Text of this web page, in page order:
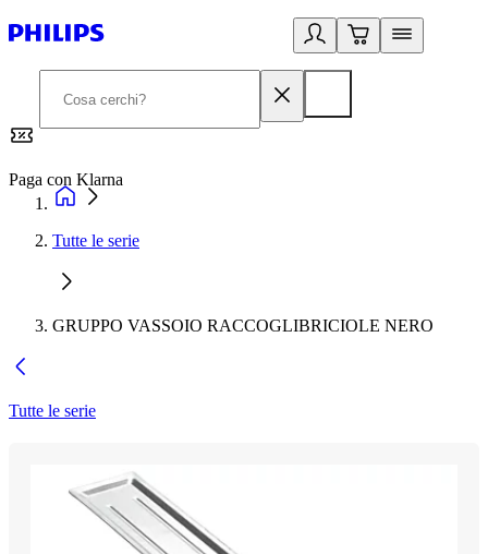
Paga con Klarna
Tutte le serie
GRUPPO VASSOIO RACCOGLIBRICIOLE NERO
Tutte le serie